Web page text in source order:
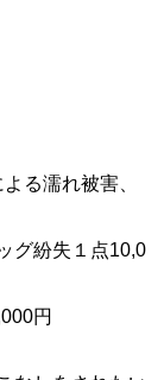
る濡れ被害、
グ紛失１点10,0
円